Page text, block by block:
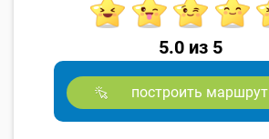
5.0 из 5
построить маршрут